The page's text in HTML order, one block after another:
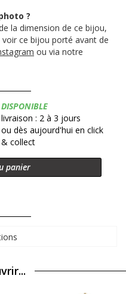
?
la dimension de ce bijou,
ce bijou porté avant de
ou via notre
Disponibilité:
DISPONIBLE
livraison : 2 à 3 jours
ou dès aujourd'hui en click
& collect
panier